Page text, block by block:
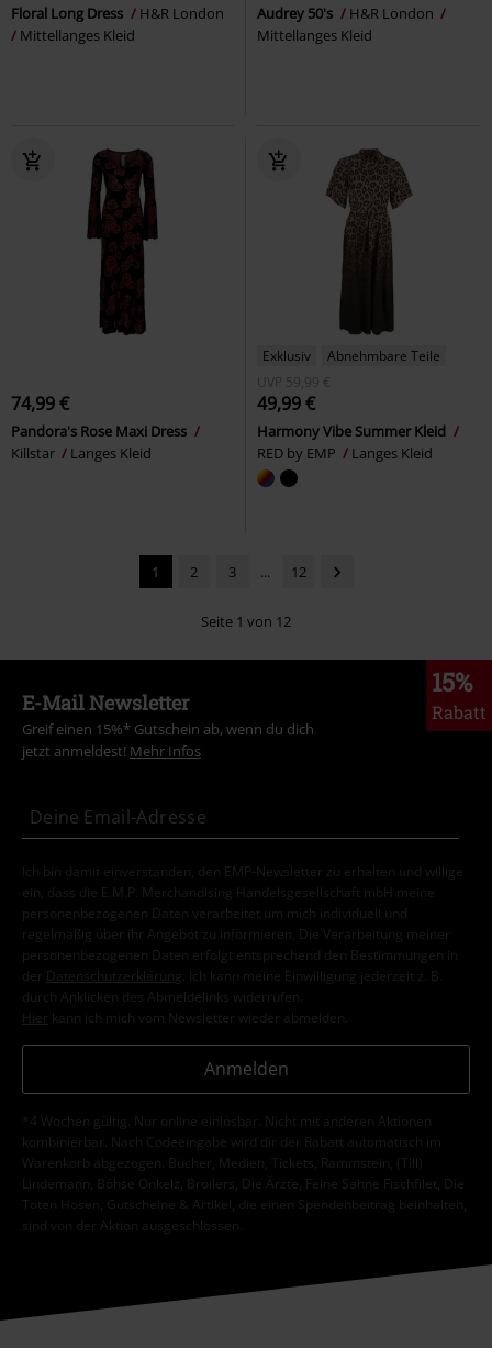
Floral Long Dress
H&R London
Mittellanges Kleid
Audrey 50's
H&R London
Mittellanges Kleid
74,99 €
Pandora's Rose Maxi Dress
Killstar
Langes Kleid
Exklusiv
Abnehmbare Teile
UVP
59,99 €
49,99 €
Harmony Vibe Summer Kleid
RED by EMP
Langes Kleid
1 2 3 ... 12
Seite 1 von 12
15%
Rabatt
E-Mail Newsletter
Greif einen 15%* Gutschein ab, wenn du dich
jetzt anmeldest! Mehr Infos
Ich bin damit einverstanden, den EMP-Newsletter zu erhalten und willige
ein, dass die E.M.P. Merchandising Handelsgesellschaft mbH meine
personenbezogenen Daten verarbeitet um mich individuell und
regelmäßig über ihr Angebot zu informieren. Die Verarbeitung meiner
personenbezogenen Daten erfolgt entsprechend den Bestimmungen in
der
Datenschutzerklärung
. Ich kann meine Einwilligung jederzeit z. B.
durch Anklicken des Abmeldelinks widerrufen.
Hier kann ich mich vom Newsletter wieder abmelden.
Anmelden
*4 Wochen gültig. Nur online einlösbar. Nicht mit anderen Aktionen
kombinierbar. Nach Codeeingabe wird dir der Rabatt automatisch im
Warenkorb abgezogen. Bücher, Medien, Tickets, Rammstein, (Till)
Lindemann, Böhse Onkelz, Broilers, Die Ärzte, Feine Sahne Fischfilet, Die
Toten Hosen, Gutscheine & Artikel, die einen Spendenbeitrag beinhalten,
sind von der Aktion ausgeschlossen.